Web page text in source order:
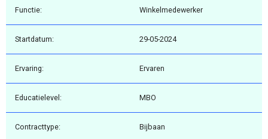
Functie: Winkelmedewerker
Startdatum: 29-05-2024
Ervaring: Ervaren
Educatielevel: MBO
Contracttype: Bijbaan